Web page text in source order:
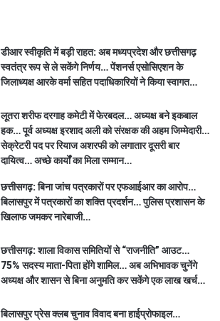
डीआर स्वीकृति में बड़ी राहत: अब मध्यप्रदेश और छत्तीसगढ़
स्वतंत्र रूप से ले सकेंगे निर्णय… पेंशनर्स एसोसिएशन के
जिलाध्यक्ष आरके वर्मा सहित पदाधिकारियों ने किया स्वागत…
लूतरा शरीफ दरगाह कमेटी में फेरबदल… अध्यक्ष बने इकबाल
हक… पूर्व अध्यक्ष इरशाद अली को संरक्षक की अहम जिम्मेदारी…
सेक्रेटरी पद पर रियाज अशरफी को लगातार दूसरी बार
दायित्व… अच्छे कार्यों का मिला सम्मान…
छत्तीसगढ़: बिना जांच पत्रकारों पर एफआईआर का आरोप…
बिलासपुर में पत्रकारों का शक्ति प्रदर्शन… पुलिस प्रशासन के
खिलाफ जमकर नारेबाजी…
छत्तीसगढ़: शाला विकास समितियों से “राजनीति” आउट…
75% सदस्य माता-पिता होंगे शामिल… अब अभिभावक चुनेंगे
अध्यक्ष और शासन से बिना अनुमति कर सकेंगे एक लाख खर्च…
बिलासपुर प्रेस क्लब चुनाव विवाद बना हाईप्रोफाइल…